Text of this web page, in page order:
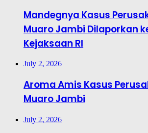
Mandegnya Kasus
Muaro Jambi Dilaporkan
Kejaksaan RI
July 2, 2026
Aroma Amis Kasus
Muaro Jambi
July 2, 2026